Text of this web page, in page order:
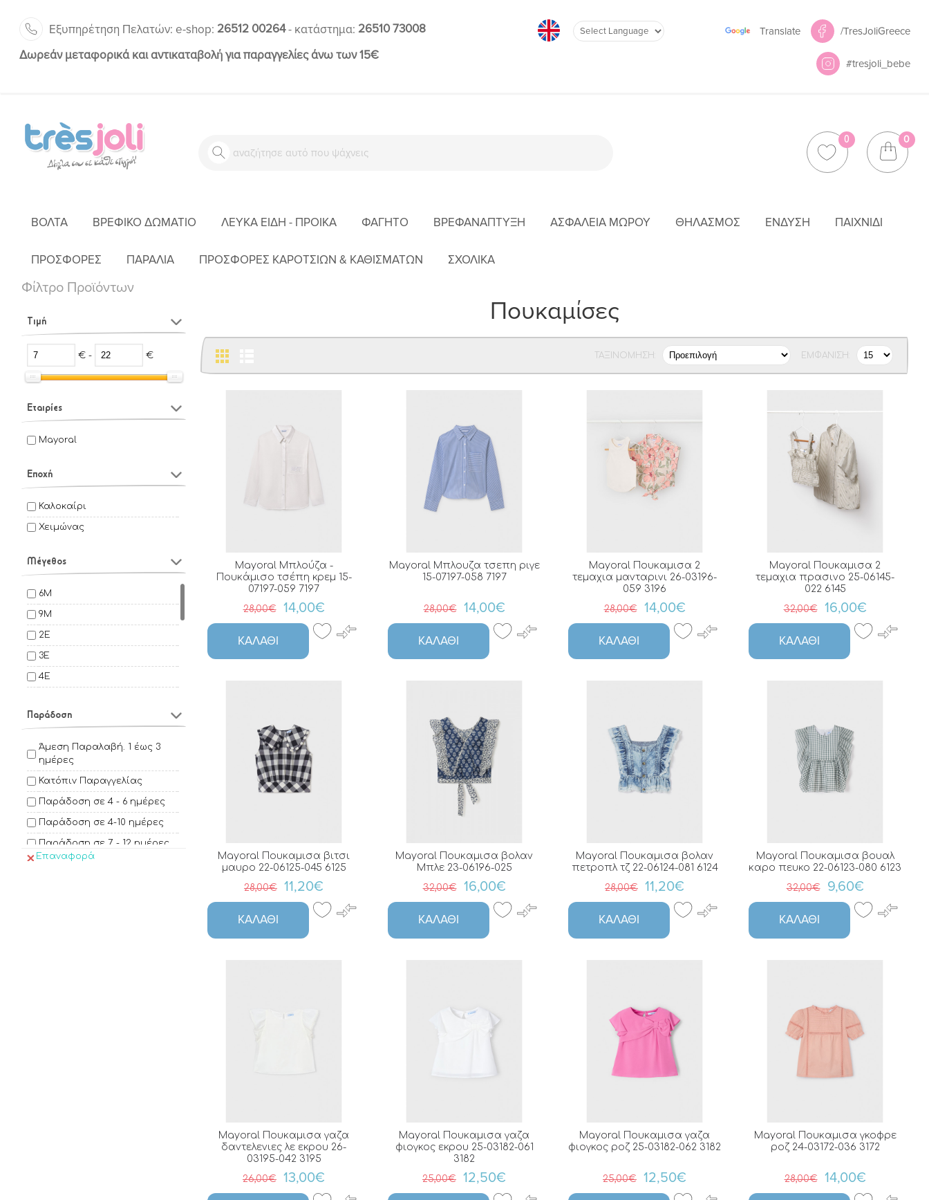
Εξυπηρέτηση Πελατών: e-shop: 26512 00264- κατάστημα: 26510 73008
Δωρεάν μεταφορικά και αντικαταβολή για παραγγελίες άνω των 15€
Translate /TresJoliGreece
#tresjoli_bebe
0 0
ΒΌΛΤΑ ΒΡΕΦΙΚΌ ΔΩΜΆΤΙΟ ΛΕΥΚΆ ΕΊΔΗ - ΠΡΟΊΚΑ ΦΑΓΗΤΌ ΒΡΕΦΑΝΆΠΤΥΞΗ ΑΣΦΆΛΕΙΑ ΜΩΡΟΎ ΘΗΛΑΣΜΌΣ ΈΝΔΥΣΗ ΠΑΙΧΝΊΔΙ
ΠΡΟΣΦΟΡΕΣ ΠΑΡΑΛΙΑ ΠΡΟΣΦΟΡΕΣ ΚΑΡΟΤΣΙΩΝ & ΚΑΘΙΣΜΑΤΩΝ ΣΧΟΛΙΚΑ
Φίλτρο Προϊόντων
Τιμή
€ - €
Εταιρίες
Mayoral
Εποχή
Καλοκαίρι
Χειμώνας
Μέγεθος
6M
9M
2E
3E
4E
6E
8E
9E
10E
14E
12E
Παράδοση
Άμεση Παραλαβή. 1 έως 3
ημέρες
Κατόπιν Παραγγελίας
Παράδοση σε 4 - 6 ημέρες
Παράδοση σε 4-10 ημέρες
Παράδοση σε 7 - 12 ημέρες
Επαναφορά
Πουκαμίσες
ΕΜΦΆΝΙΣΗ:
ΤΑΞΙΝΌΜΗΣΗ:
Mayoral Μπλούζα -
Πουκάμισο τσέπη κρεμ 15-
07197-059 7197
28,00€
14,00€
ΚΑΛΆΘΙ
Mayoral Μπλουζα τσεπη ριγε
15-07197-058 7197
28,00€ 14,00€
ΚΑΛΆΘΙ
Mayoral Πουκαμισα 2
τεμαχια μανταρινι 26-03196-
059 3196
28,00€
14,00€
ΚΑΛΆΘΙ
Mayoral Πουκαμισα 2
τεμαχια πρασινο 25-06145-
022 6145
32,00€
16,00€
ΚΑΛΆΘΙ
Mayoral Πουκαμισα βιτσι
μαυρο 22-06125-045 6125
28,00€
11,20€
ΚΑΛΆΘΙ
Mayoral Πουκαμισα βολαν
Μπλε 23-06196-025
32,00€
16,00€
ΚΑΛΆΘΙ
Mayoral Πουκαμισα βολαν
πετροπλ τζ 22-06124-081 6124
28,00€
11,20€
ΚΑΛΆΘΙ
Mayoral Πουκαμισα βουαλ
καρο πευκο 22-06123-080 6123
32,00€
9,60€
ΚΑΛΆΘΙ
Mayoral Πουκαμισα γαζα
δαντελενιες λε εκρου 26-
03195-042 3195
26,00€
13,00€
Mayoral Πουκαμισα γαζα
φιογκος εκρου 25-03182-061
3182
25,00€
12,50€
Mayoral Πουκαμισα γαζα
φιογκος ροζ 25-03182-062 3182
25,00€ 12,50€
Mayoral Πουκαμισα γκοφρε
ροζ 24-03172-036 3172
28,00€ 14,00€